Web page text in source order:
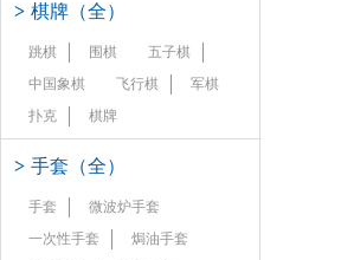
> 棋牌（全）
跳棋 围棋
五子棋
中国象棋
飞行棋
军棋
扑克
棋牌
> 手套（全）
手套
微波炉手套
一次性手套
焗油手套